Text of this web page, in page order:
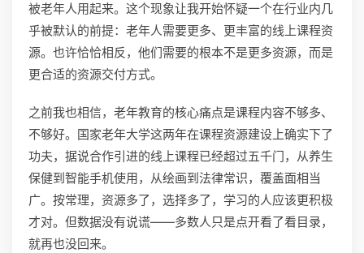
被老年人用起来。这个现象让我开始怀疑一个在行业内几
乎被默认的前提：老年人需要更多、更丰富的线上课程资
源。也许恰恰相反，他们需要的根本不是更多资源，而是
更合适的资源交付方式。
之前我也相信，老年教育的核心痛点是课程内容不够多、
不够好。国家老年大学这两年在课程资源建设上确实下了
功夫，据说合作引进的线上课程已经超过五千门，从养生
保健到智能手机使用，从绘画到法律常识，覆盖面相当
广。按常理，资源多了，选择多了，学习的人应该更积极
才对。但数据没有说谎——多数人只是点开看了看目录，
就再也没回来。